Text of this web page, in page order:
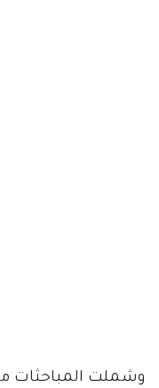
وشملت المباحثات